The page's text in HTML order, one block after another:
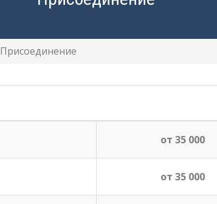
Присоединение
от 35 000
от 35 000